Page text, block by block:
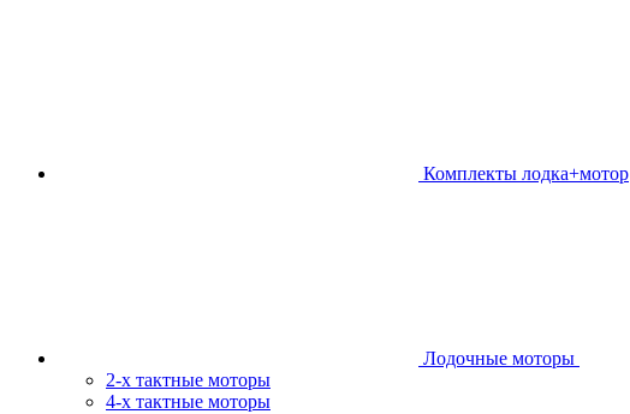
Комплекты лодка+мотор
Лодочные моторы
2-х тактные моторы
4-х тактные моторы